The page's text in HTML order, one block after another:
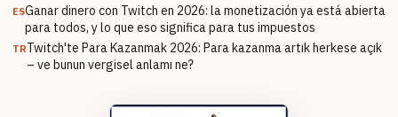
ESGanar dinero con Twitch en 2026: la monetización ya está abierta
para todos, y lo que eso significa para tus impuestos
TRTwitch'te Para Kazanmak 2026: Para kazanma artık herkese açık
– ve bunun vergisel anlamı ne?